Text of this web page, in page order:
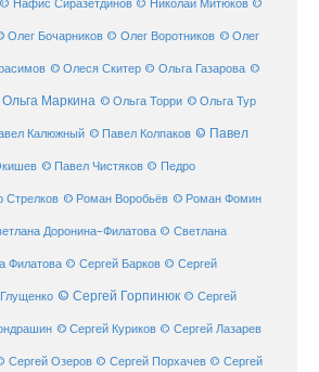
© Нафис Сиразетдинов © Николай Митюков ©
Олег Бочарников © Олег Воротников © Олег
© Олеся Скитер © Ольга Газарова ©
Маркина © Ольга Торри © Ольга Тур
Калюжный © Павел Колпаков © Павел
© Павел Чистяков © Педро
Стрелков © Роман Воробьёв © Роман Фомин
Доронина-Филатова © Светлана
Филатова © Сергей Барков © Сергей
© Сергей Горпинюк © Сергей
© Сергей Куриков © Сергей Лазарев
Сергей Озеров © Сергей Порхачев © Сергей